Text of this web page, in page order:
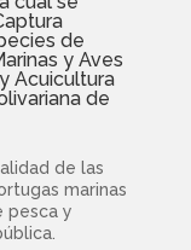
de
y Aves
Acuicultura
de
de las
marinas
pesca y